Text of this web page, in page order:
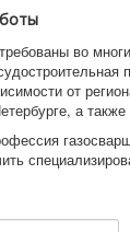
во
от
а